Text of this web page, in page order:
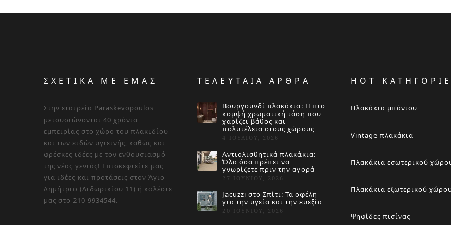
ΣΧΕΤΙΚΑ ΜΕ ΕΜΑΣ
Στην εταιρεία Paraskevopoulos
μετουσιώνονται 40 χρόνια
εμπειρίας στο χώρο του πλακιδίου
και των ειδών υγιεινής, καθώς και
φρέσκες ιδέες με τον ενθουσιασμό
της νέας γενιάς! Επισκεφτείτε μας
για ιδέες και προτάσεις στον Άγιο
Δημήτριο (Λιδωρικίου 11) ή καλέστε
μας στο 210-9934544.
ΤΕΛΕΥΤΑΙΑ ΑΡΘΡΑ
Βουργουνδί πλακάκια: Η πιο
κομψή χρωματική τάση που
χαρίζει βάθος και
πολυτέλεια στους χώρους
4 ΙΟΥΛΊΟΥ, 2026
Αντιολισθητικά πλακάκια:
Όλα όσα πρέπει να
γνωρίζετε πριν την αγορά
27 ΙΟΥΝΊΟΥ, 2026
Jacuzzi στο Σπίτι: Τα οφέλη
για την υγεία και την ευεξία
20 ΙΟΥΝΊΟΥ, 2026
HOT
Πλακάκια μπάνιου
Vintage πλακάκια
Πλακάκια εσωτερικού
Πλακάκια εξωτερικού
Ψηφίδες πισίνας